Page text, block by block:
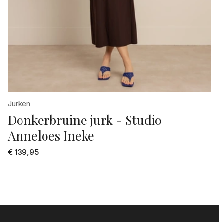
Jurken
Donkerbruine jurk - Studio
Anneloes Ineke
€ 139,95